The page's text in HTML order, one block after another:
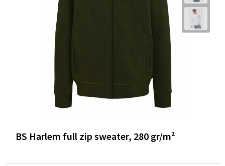
BS Harlem full zip sweater, 280 gr/m²